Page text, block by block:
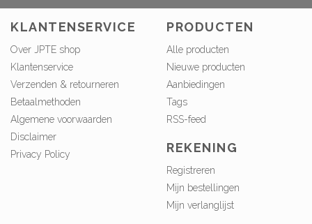
KLANTENSERVICE
Over JPTE shop
Klantenservice
Verzenden & retourneren
Betaalmethoden
Algemene voorwaarden
Disclaimer
Privacy Policy
PRODUCTEN
Alle producten
Nieuwe producten
Aanbiedingen
Tags
RSS-feed
REKENING
Registreren
Mijn bestellingen
Mijn verlanglijst